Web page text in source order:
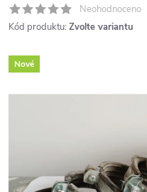
Neohodnoceno
Kód produktu: Zvolte variantu
Nové